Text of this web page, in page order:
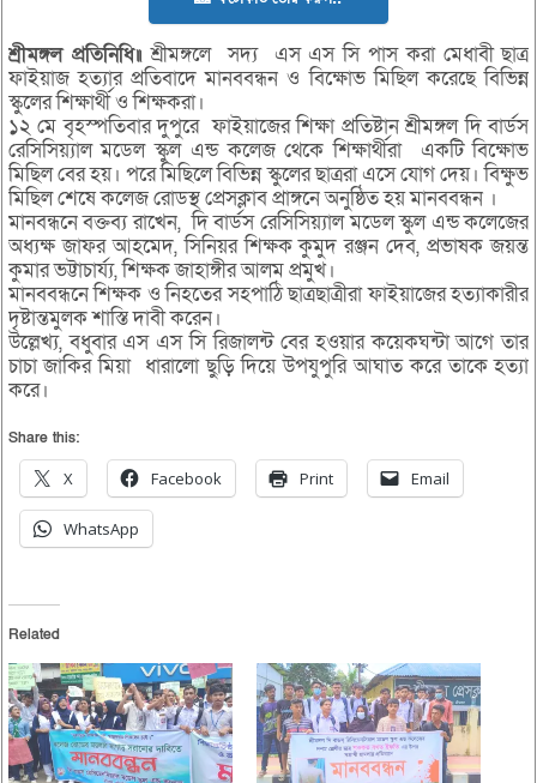
শ্রীমঙ্গল প্রতিনিধি॥ শ্রীমঙ্গলে সদ্য এস এস সি পাস করা মেধাবী ছাত্র
ফাইয়াজ হত্যার প্রতিবাদে মানববন্ধন ও বিক্ষোভ মিছিল করেছে বিভিন্ন
স্কুলের শিক্ষার্থী ও শিক্ষকরা।
১২ মে বৃহস্পতিবার দুপুরে ফাইয়াজের শিক্ষা প্রতিষ্টান শ্রীমঙ্গল দি বার্ডস
রেসিসিয়্যাল মডেল স্কুল এন্ড কলেজ থেকে শিক্ষার্থীরা একটি বিক্ষোভ
মিছিল বের হয়। পরে মিছিলে বিভিন্ন স্কুলের ছাত্ররা এসে যোগ দেয়। বিক্ষুভ
মিছিল শেষে কলেজ রোডস্থ প্রেসক্লাব প্রাঙ্গনে অনুষ্ঠিত হয় মানববন্ধন ।
মানবন্ধনে বক্তব্য রাখেন, দি বার্ডস রেসিসিয়্যাল মডেল স্কুল এন্ড কলেজের
অধ্যক্ষ জাফর আহমেদ, সিনিয়র শিক্ষক কুমুদ রঞ্জন দেব, প্রভাষক জয়ন্ত
কুমার ভট্টাচার্য্য, শিক্ষক জাহাঙ্গীর আলম প্রমুখ।
মানববন্ধনে শিক্ষক ও নিহতের সহপাঠি ছাত্রছাত্রীরা ফাইয়াজের হত্যাকারীর
দৃষ্টান্তমুলক শাস্তি দাবী করেন।
উল্লেখ্য, বধুবার এস এস সি রিজালন্ট বের হওয়ার কয়েকঘন্টা আগে তার
চাচা জাকির মিয়া ধারালো ছুড়ি দিয়ে উপযুপুরি আঘাত করে তাকে হত্যা
করে।
Share this:
X Facebook Print Email
WhatsApp
Related